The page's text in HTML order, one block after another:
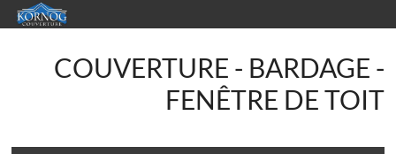
Aller
au
KORNOG
Couverture
COUVERTURE - BARDAGE -
FENÊTRE DE TOIT